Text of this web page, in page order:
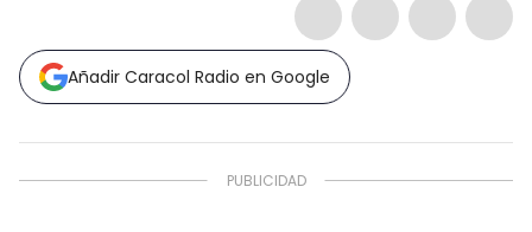
Añadir Caracol Radio en Google